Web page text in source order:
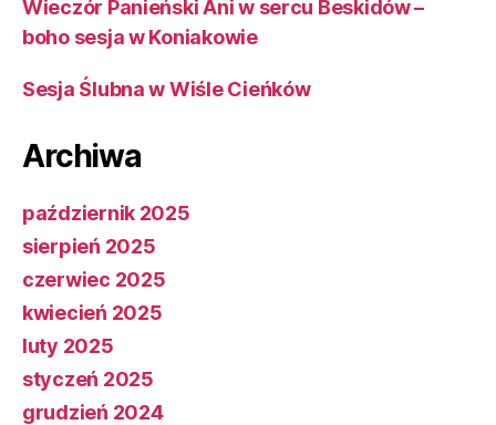
Wieczór Panieński Ani w sercu Beskidów –
boho sesja w Koniakowie
Sesja Ślubna w Wiśle Cieńków
Archiwa
październik 2025
sierpień 2025
czerwiec 2025
kwiecień 2025
luty 2025
styczeń 2025
grudzień 2024